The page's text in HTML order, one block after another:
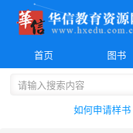
首页
图书
如何申请样书